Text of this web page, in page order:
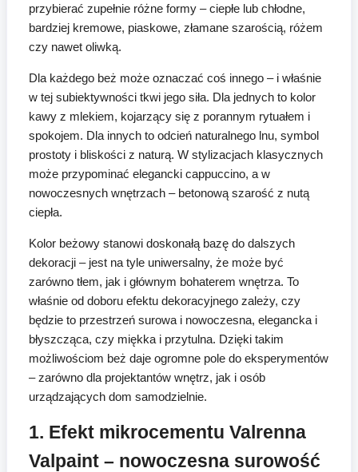
przybierać zupełnie różne formy – ciepłe lub chłodne,
bardziej kremowe, piaskowe, złamane szarością, różem
czy nawet oliwką.
Dla każdego beż może oznaczać coś innego – i właśnie
w tej subiektywności tkwi jego siła. Dla jednych to kolor
kawy z mlekiem, kojarzący się z porannym rytuałem i
spokojem. Dla innych to odcień naturalnego lnu, symbol
prostoty i bliskości z naturą. W stylizacjach klasycznych
może przypominać elegancki cappuccino, a w
nowoczesnych wnętrzach – betonową szarość z nutą
ciepła.
Kolor beżowy stanowi doskonałą bazę do dalszych
dekoracji – jest na tyle uniwersalny, że może być
zarówno tłem, jak i głównym bohaterem wnętrza. To
właśnie od doboru efektu dekoracyjnego zależy, czy
będzie to przestrzeń surowa i nowoczesna, elegancka i
błyszcząca, czy miękka i przytulna. Dzięki takim
możliwościom beż daje ogromne pole do eksperymentów
– zarówno dla projektantów wnętrz, jak i osób
urządzających dom samodzielnie.
1. Efekt mikrocementu Valrenna
Valpaint – nowoczesna surowość